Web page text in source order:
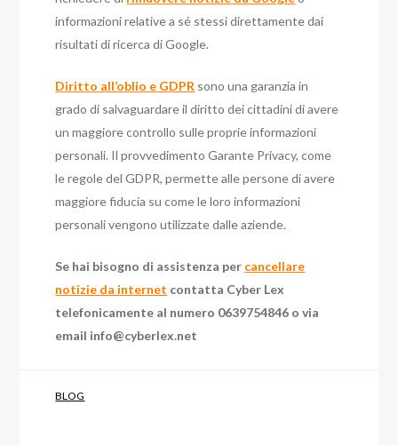
informazioni relative a sé stessi direttamente dai
risultati di ricerca di Google.
Diritto all’oblio e GDPR sono una garanzia in
grado di salvaguardare il diritto dei cittadini di avere
un maggiore controllo sulle proprie informazioni
personali. Il provvedimento Garante Privacy, come
le regole del GDPR, permette alle persone di avere
maggiore fiducia su come le loro informazioni
personali vengono utilizzate dalle aziende.
Se hai bisogno di assistenza per cancellare
notizie da internet contatta Cyber Lex
telefonicamente al numero 0639754846 o via
email info@cyberlex.net
BLOG